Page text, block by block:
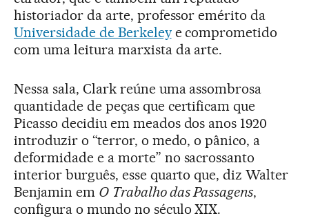
historiador da arte, professor emérito da
Universidade de Berkeleye comprometido
com uma leitura marxista da arte.
Nessa sala, Clark reúne uma assombrosa
quantidade de peças que certificam que
Picasso decidiu em meados dos anos 1920
introduzir o “terror, o medo, o pânico, a
deformidade e a morte” no sacrossanto
interior burguês, esse quarto que, diz Walter
Benjamin em O Trabalho das Passagens,
configura o mundo no século XIX.